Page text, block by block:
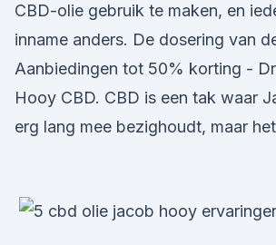
CBD-olie gebruik te maken, en
inname anders. De dosering van
Aanbiedingen tot 50% korting -
Hooy CBD. CBD is een tak waar
erg lang mee bezighoudt, maar